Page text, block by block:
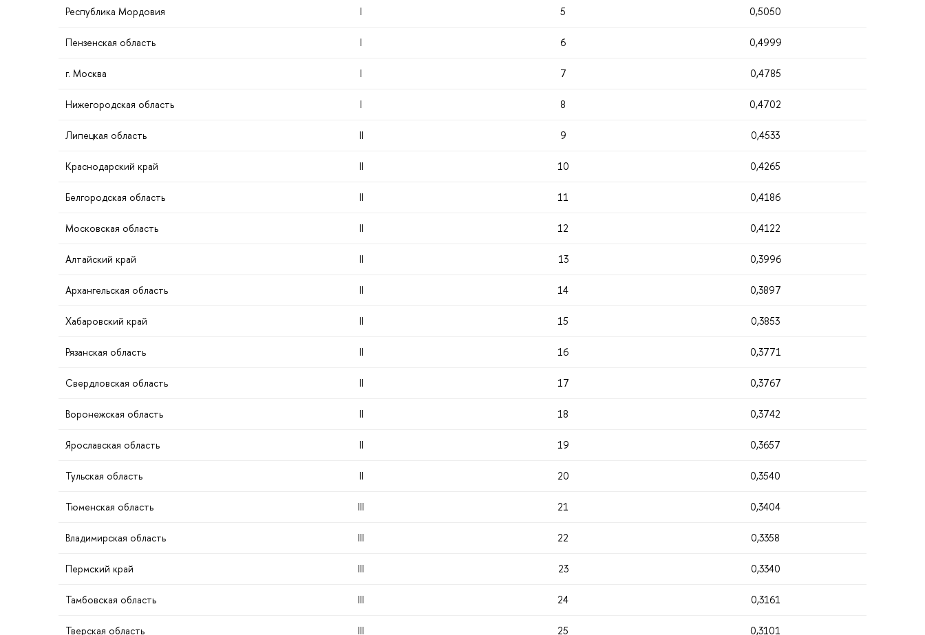
Республика Мордовия I 5 0,5050
Пензенская область I 6 0,4999
. Москва I 7 0,4785
Нижегородская область I 8 0,4702
Липецкая область II 9 0,4533
Краснодарский край II 10 0,4265
Белгородская область II 11 0,4186
Московская область II 12 0,4122
Алтайский край II 13 0,3996
Архангельская область II 14 0,3897
Хабаровский край II 15 0,3853
Рязанская область II 16 0,3771
Свердловская область II 17 0,3767
оронежская область II 18 0,3742
Ярославская область II 19 0,3657
Тульская область II 20 0,3540
Тюменская область III 21 0,3404
ладимирская область III 22 0,3358
Пермский край III 23 0,3340
Тамбовская область III 24 0,3161
Тверская область III 25 0,3101